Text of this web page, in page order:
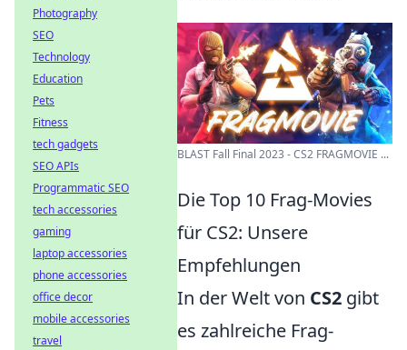
BLAST Fall Final 2023 - CS2 FRAGMOVIE ...
Die Top 10 Frag-Movies
für CS2: Unsere
Empfehlungen
In der Welt von CS2 gibt
es zahlreiche Frag-
Photography
SEO
Technology
Education
Pets
Fitness
tech gadgets
SEO APIs
Programmatic SEO
tech accessories
gaming
laptop accessories
phone accessories
office decor
mobile accessories
travel